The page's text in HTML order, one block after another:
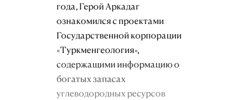
года, Герой Аркадаг
ознакомился с проектами
Государственной корпорации
«Туркменгеология»,
содержащими информацию о
богатых запасах
углеводородных ресурсов